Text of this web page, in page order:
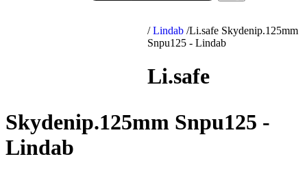
/ Lindab /Li.safe Skydenip.125mm
Snpu125 - Lindab
Li.safe
Skydenip.125mm Snpu125 -
Lindab